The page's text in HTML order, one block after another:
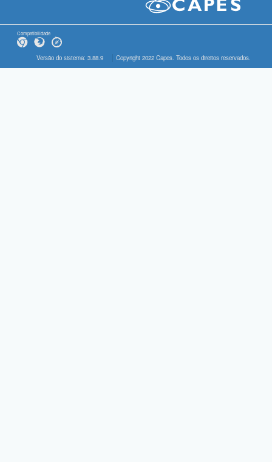
Compatibilidade
Versão do sistema: 3.88.9 Copyright 2022 Capes. Todos os direitos reservados.